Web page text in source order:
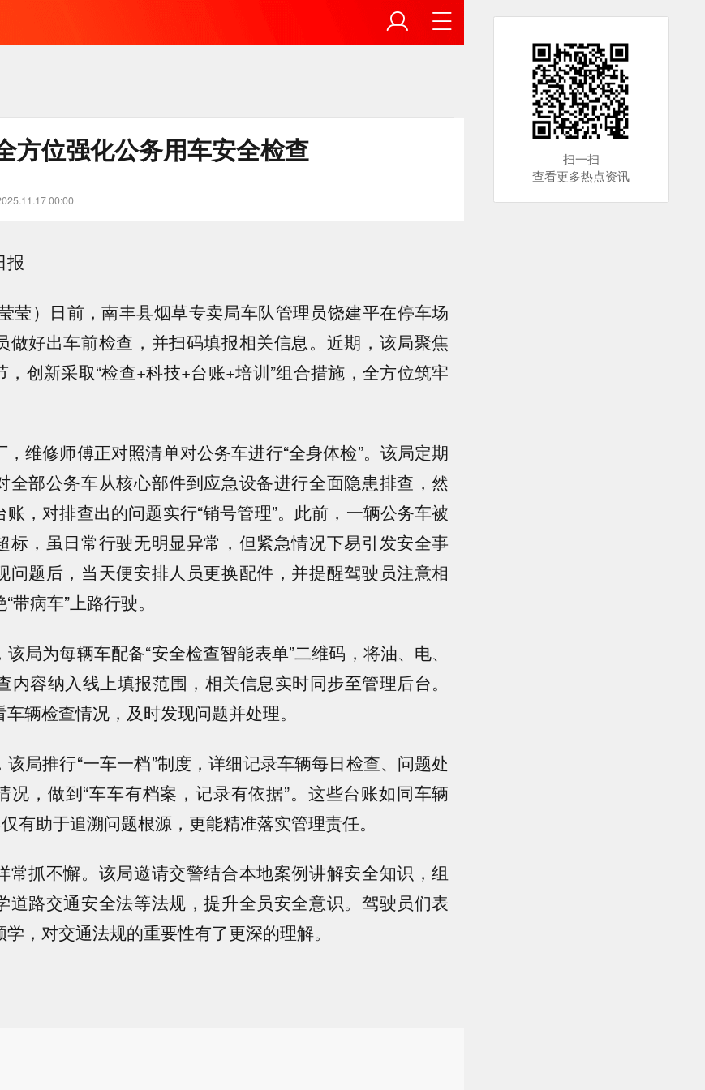
方位强化公务用车安全检查
00:00
报
莹）日前，南丰县烟草专卖局车队管理员饶建平在停车场
做好出车前检查，并扫码填报相关信息。近期，该局聚焦
创新采取“检查+科技+台账+培训”组合措施，全方位筑牢
维修师傅正对照清单对公务车进行“全身体检”。该局定期
全部公务车从核心部件到应急设备进行全面隐患排查，然
账，对排查出的问题实行“销号管理”。此前，一辆公务车被
标，虽日常行驶无明显异常，但紧急情况下易引发安全事
问题后，当天便安排人员更换配件，并提醒驾驶员注意相
带病车”上路行驶。
局为每辆车配备“安全检查智能表单”二维码，将油、电、
内容纳入线上填报范围，相关信息实时同步至管理后台。
辆检查情况，及时发现问题并处理。
局推行“一车一档”制度，详细记录车辆每日检查、问题处
况，做到“车车有档案，记录有依据”。这些台账如同车辆
有助于追溯问题根源，更能精准落实管理责任。
常抓不懈。该局邀请交警结合本地案例讲解安全知识，组
道路交通安全法等法规，提升全员安全意识。驾驶员们表
，对交通法规的重要性有了更深的理解。
扫一扫
查看更多热点资讯